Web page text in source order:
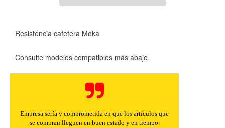
Resistencia cafetera Moka
Consulte modelos compatibles más abajo.
Empresa sería y comprometida en que los artículos que
se compran lleguen en buen estado y en tiempo.